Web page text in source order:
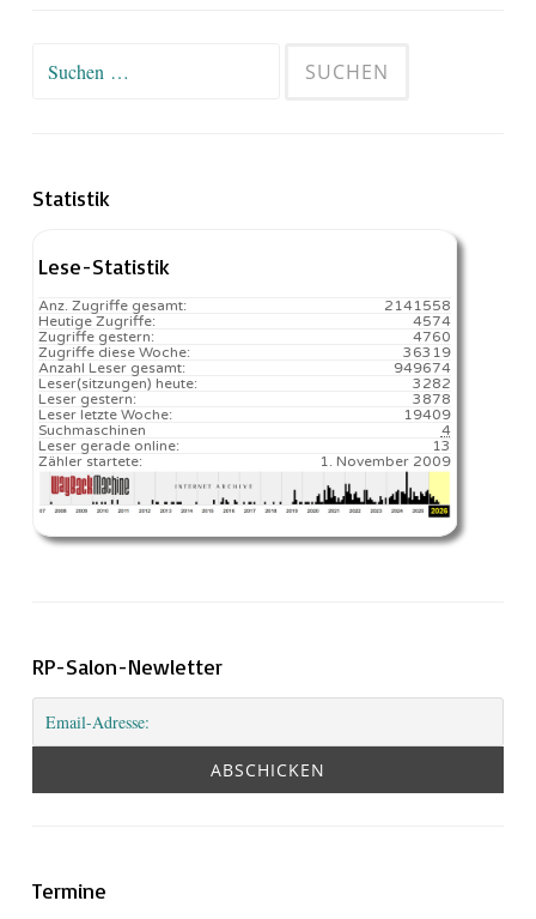
Suchen
Statistik
Lese-Statistik
2141558
Anz. Zugriffe gesamt:
4574
Heutige Zugriffe:
4760
Zugriffe gestern:
36319
Zugriffe diese Woche:
949674
Anzahl Leser gesamt:
3282️
Leser(sitzungen) heute:
3878
Leser gestern:
19409️
Leser letzte Woche:
4
Suchmaschinen
13
Leser gerade online:
1. November 2009
Zähler startete:
RP-Salon-Newletter
Termine